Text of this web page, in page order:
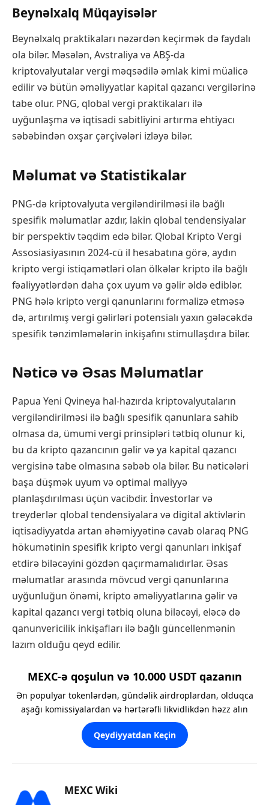
Beynəlxalq Müqayisələr
Beynəlxalq praktikaları nəzərdən keçirmək də faydalı
ola bilər. Məsələn, Avstraliya və ABŞ-da
kriptovalyutalar vergi məqsədilə əmlak kimi müalicə
edilir və bütün əməliyyatlar kapital qazancı vergilərinə
tabe olur. PNG, qlobal vergi praktikaları ilə
uyğunlaşma və iqtisadi sabitliyini artırma ehtiyacı
səbəbindən oxşar çərçivələri izləyə bilər.
Məlumat və Statistikalar
PNG-də kriptovalyuta vergiləndirilməsi ilə bağlı
spesifik məlumatlar azdır, lakin qlobal tendensiyalar
bir perspektiv təqdim edə bilər. Qlobal Kripto Vergi
Assosiasiyasının 2024-cü il hesabatına görə, aydın
kripto vergi istiqamətləri olan ölkələr kripto ilə bağlı
fəaliyyətlərdən daha çox uyum və gəlir əldə ediblər.
PNG hələ kripto vergi qanunlarını formalizə etməsə
də, artırılmış vergi gəlirləri potensialı yaxın gələcəkdə
spesifik tənzimləmələrin inkişafını stimullaşdıra bilər.
Nəticə və Əsas Məlumatlar
Papua Yeni Qvineya hal-hazırda kriptovalyutaların
vergiləndirilməsi ilə bağlı spesifik qanunlara sahib
olmasa da, ümumi vergi prinsipləri tətbiq olunur ki,
bu da kripto qazancının gəlir və ya kapital qazancı
vergisinə tabe olmasına səbəb ola bilər. Bu nəticələri
başa düşmək uyum və optimal maliyyə
planlaşdırılması üçün vacibdir. İnvestorlar və
treyderlər qlobal tendensiyalara və digital aktivlərin
iqtisadiyyatda artan əhəmiyyətinə cavab olaraq PNG
hökumətinin spesifik kripto vergi qanunları inkişaf
etdirə biləcəyini gözdən qaçırmamalıdırlar. Əsas
məlumatlar arasında mövcud vergi qanunlarına
uyğunluğun önəmi, kripto əməliyyatlarına gəlir və
kapital qazancı vergi tətbiq oluna biləcəyi, eləcə də
qanunvericilik inkişafları ilə bağlı güncellenmənin
lazım olduğu qeyd edilir.
MEXC-ə qoşulun və 10.000 USDT qazanın
Ən populyar tokenlərdən, gündəlik airdroplardan, olduqca
aşağı komissiyalardan və hərtərəfli likvidlikdən həzz alın
Qeydiyyatdan Keçin
MEXC Wiki